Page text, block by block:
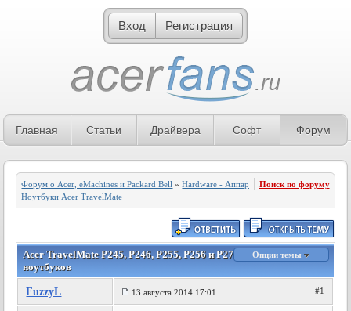
Вход Регистрация
Главная Статьи Драйвера Софт Форум
Форум о Acer, eMachines и Packard Bell »Hardware - Аппаратное обеспечение»
Ноутбуки Acer TravelMate
Поиск по форуму
Acer TravelMate P245, P246, P255, P256 и P276 - Обсуждение
ноутбуков
Опции темы
FuzzyL 13 августа 2014 17:01 #1